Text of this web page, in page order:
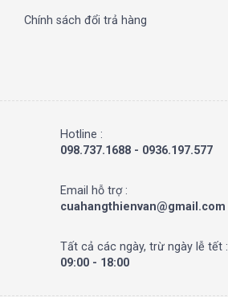
Chính sách đổi trả hàng
Hotline :
098.737.1688 - 0936.197.577
Email hỗ trợ :
cuahangthienvan@gmail.com
Tất cả các ngày, trừ ngày lễ tết :
09:00 - 18:00